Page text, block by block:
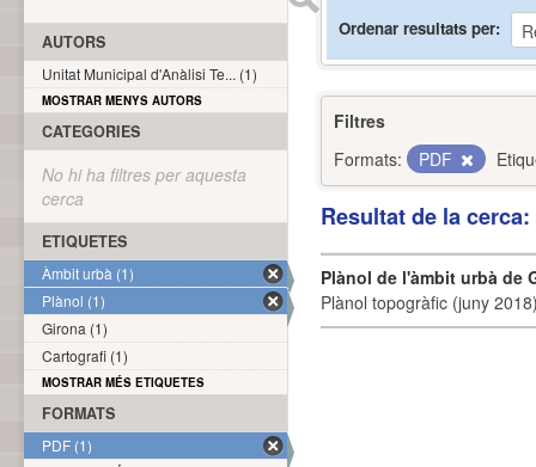
Ordenar resultats per
Filtres
Formats:
PDF
Resultat de la
Plànol de l'àmbit urbà de
Plànol topogràfic (juny
AUTORS
Unitat Municipal d'Anàlisi Te... (1)
MOSTRAR MENYS AUTORS
CATEGORIES
No hi ha filtres per aquesta
cerca
ETIQUETES
Àmbit urbà (1)
Plànol (1)
Girona (1)
Cartografi (1)
MOSTRAR MÉS ETIQUETES
FORMATS
PDF (1)